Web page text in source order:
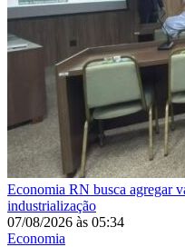
Economia RN busca agregar
industrialização
07/08/2026 às 05:34
Economia